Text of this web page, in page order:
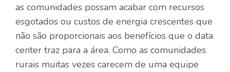
as comunidades possam acabar com recursos
esgotados ou custos de energia crescentes que
não são proporcionais aos benefícios que o data
center traz para a área. Como as comunidades
rurais muitas vezes carecem de uma equipe